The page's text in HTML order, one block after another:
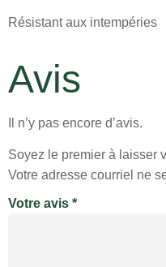
Résistant aux intempéries
Avis
Il n’y pas encore d’avis.
Soyez le premier à laisser
Votre adresse courriel ne
Votre avis *